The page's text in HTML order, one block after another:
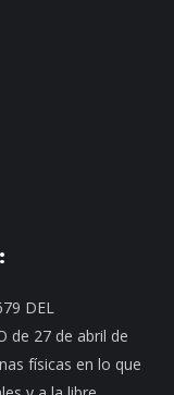
DEL
de 27 de abril de
físicas en lo que